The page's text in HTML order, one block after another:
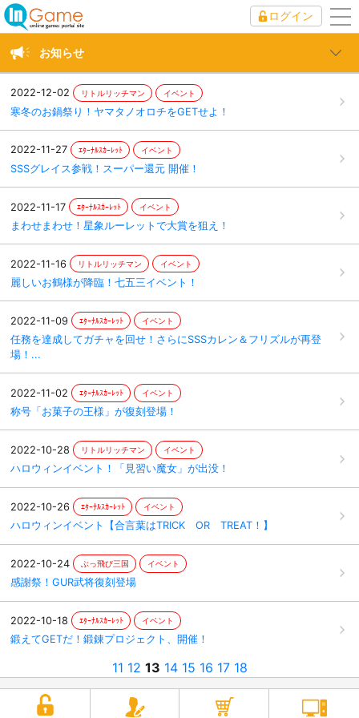
ログイン
お知らせ
2022-12-02 リトルリッチマン イベント
寒冬のお鍋祭り！ヤマタノオロチをGETせよ！
2022-11-27 ｴﾀｰﾅﾙｽｶｰﾚｯﾄ イベント
SSSグレイス参戦！スーパー還元 開催！
2022-11-17 ｴﾀｰﾅﾙｽｶｰﾚｯﾄ イベント
まわせまわせ！星象ルーレットで大賞を狙え！
2022-11-16 リトルリッチマン イベント
麗しいお鶴様が降臨！七五三イベント！
2022-11-09 ｴﾀｰﾅﾙｽｶｰﾚｯﾄ イベント
任務を達成してガチャを回せ！さらにSSSカレン＆フリズルが再登
場！...
2022-11-02 ｴﾀｰﾅﾙｽｶｰﾚｯﾄ イベント
称号「お菓子の王様」が復刻登場！
2022-10-28 リトルリッチマン イベント
ハロウィンイベント！「見習い魔女」が出没！
2022-10-26 ｴﾀｰﾅﾙｽｶｰﾚｯﾄ イベント
ハロウィンイベント【合言葉はTRICK OR TREAT！】
2022-10-24 ぶっ飛び三国 イベント
感謝祭！GUR武将復刻登場
2022-10-18 ｴﾀｰﾅﾙｽｶｰﾚｯﾄ イベント
鍛えてGETだ！鍛錬プロジェクト、開催！
11 12 13 14 15 16 17 18